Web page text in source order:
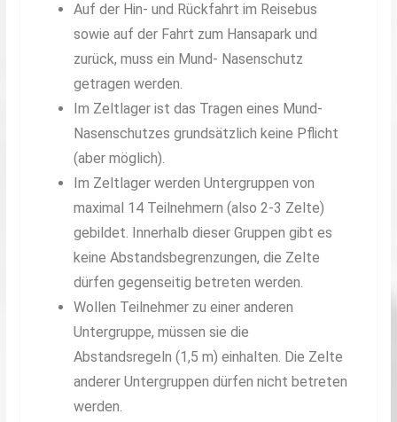
Auf der Hin- und Rückfahrt im Reisebus
sowie auf der Fahrt zum Hansapark und
zurück, muss ein Mund- Nasenschutz
getragen werden.
Im Zeltlager ist das Tragen eines Mund-
Nasenschutzes grundsätzlich keine Pflicht
(aber möglich).
Im Zeltlager werden Untergruppen von
maximal 14 Teilnehmern (also 2-3 Zelte)
gebildet. Innerhalb dieser Gruppen gibt es
keine Abstandsbegrenzungen, die Zelte
dürfen gegenseitig betreten werden.
Wollen Teilnehmer zu einer anderen
Untergruppe, müssen sie die
Abstandsregeln (1,5 m) einhalten. Die Zelte
anderer Untergruppen dürfen nicht betreten
werden.